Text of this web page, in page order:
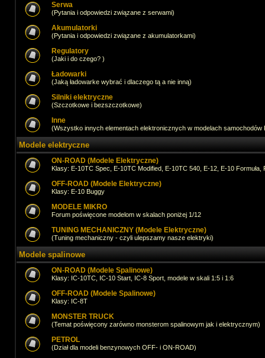
Serwa
(Pytania i odpowiedzi związane z serwami)
Akumulatorki
(Pytania i odpowiedzi związane z akumulatorkami)
Regulatory
(Jaki i do czego? )
Ładowarki
(Jaką ładowarke wybrać i dlaczego tą a nie inną)
Silniki elektryczne
(Szczotkowe i bezszczotkowe)
Inne
(Wszystko innych elementach elektronicznych w modelach samochodów
Modele elektryczne
ON-ROAD (Modele Elektryczne)
Klasy: E-10TC Spec, E-10TC Modified, E-10TC 540, E-12, E-10 Formuła,
OFF-ROAD (Modele Elektryczne)
Klasy: E-10 Buggy
MODELE MIKRO
Forum poświęcone modelom w skalach poniżej 1/12
TUNING MECHANICZNY (Modele Elektryczne)
(Tuning mechaniczny - czyli ulepszamy nasze elektryki)
Modele spalinowe
ON-ROAD (Modele Spalinowe)
Klasy: IC-10TC, IC-10 Start, IC-8 Sport, modele w skali 1:5 i 1:6
OFF-ROAD (Modele Spalinowe)
Klasy: IC-8T
MONSTER TRUCK
(Temat poświęcony zarówno monsterom spalinowym jak i elektrycznym)
PETROL
(Dział dla modeli benzynowych OFF- i ON-ROAD)